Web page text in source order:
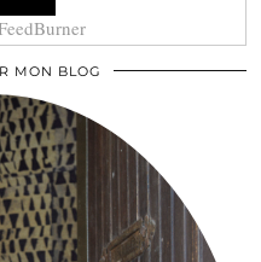
MON BLOG